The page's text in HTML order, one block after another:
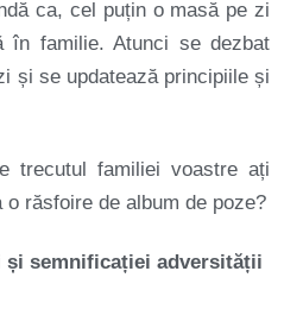
ca, cel puțin o masă pe zi
în familie. Atunci se dezbat
și se updatează principiile și
trecutul familiei voastre ați
o răsfoire de album de poze?
și semnificației adversității